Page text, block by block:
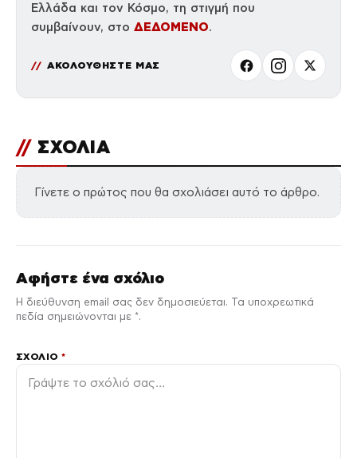
Ελλάδα και τον Κόσμο, τη στιγμή που
συμβαίνουν, στο ΔΕΔΟΜΕΝΟ.
ΑΚΟΛΟΥΘΗΣΤΕ ΜΑΣ
// ΣΧΟΛΙΑ
Γίνετε ο πρώτος που θα σχολιάσει αυτό το άρθρο.
Αφήστε ένα σχόλιο
Η διεύθυνση email σας δεν δημοσιεύεται. Τα υποχρεωτικά
πεδία σημειώνονται με *.
ΣΧΌΛΙΟ*